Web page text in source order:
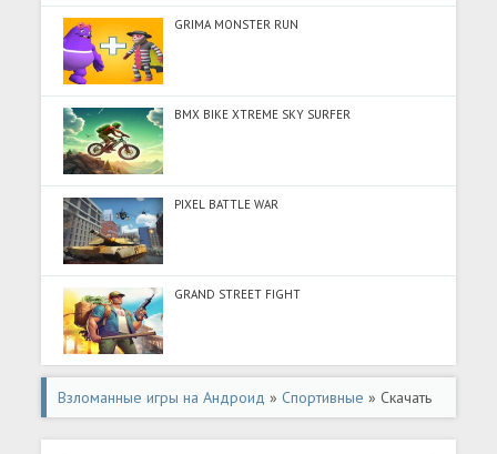
GRIMA MONSTER RUN
BMX BIKE XTREME SKY SURFER
PIXEL BATTLE WAR
GRAND STREET FIGHT
Взломанные игры на Андроид » Спортивные » Скачать
Nicotom 23 (Много денег) на Андроид